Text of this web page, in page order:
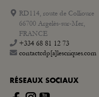
RD114, route de Collioure
66700 Argelès-sur-Mer,
FRANCE
+334 68 81 12 73
contactcdp[a]lescriques.com
RÉSEAUX SOCIAUX